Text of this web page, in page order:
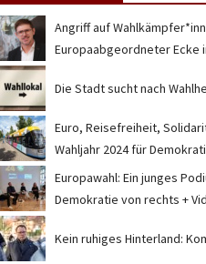
Angriff auf
Europaabgeordneter Ecke
Die Stadt sucht nach
Euro, Reisefreiheit,
Wahljahr 2024 für
Europawahl: Ein junges
Demokratie von rechts +
Kein ruhiges Hinterland: